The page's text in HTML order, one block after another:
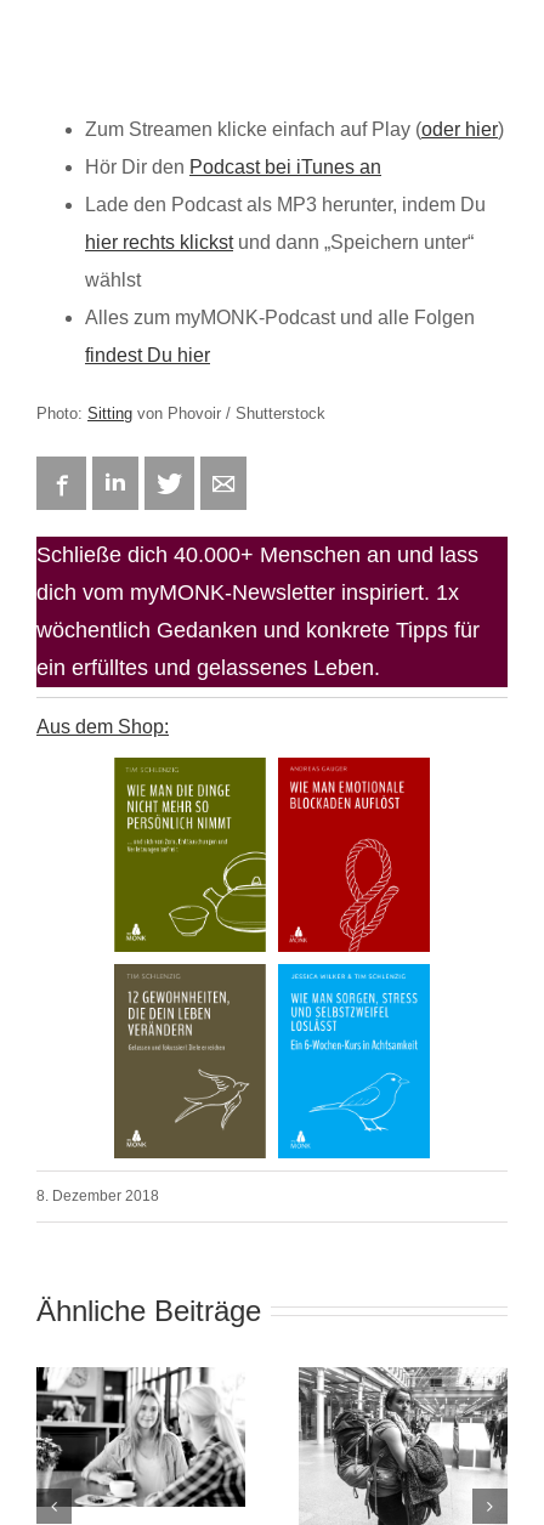
Zum Streamen klicke einfach auf Play (oder hier)
Hör Dir den Podcast bei iTunes an
Lade den Podcast als MP3 herunter, indem Du
hier rechts klickstund dann „Speichern unter“
wählst
Alles zum myMONK-Podcast und alle Folgen
findest Du hier
Photo: Sitting von Phovoir / Shutterstock
FacebookLinkedIn Twitter
Schließe dich 40.000+ Menschen an und lass
dich vom myMONK-Newsletter inspiriert. 1x
wöchentlich Gedanken und konkrete Tipps für
ein erfülltes und gelassenes Leben.
Aus dem Shop:
8. Dezember 2018
Ähnliche Beiträge